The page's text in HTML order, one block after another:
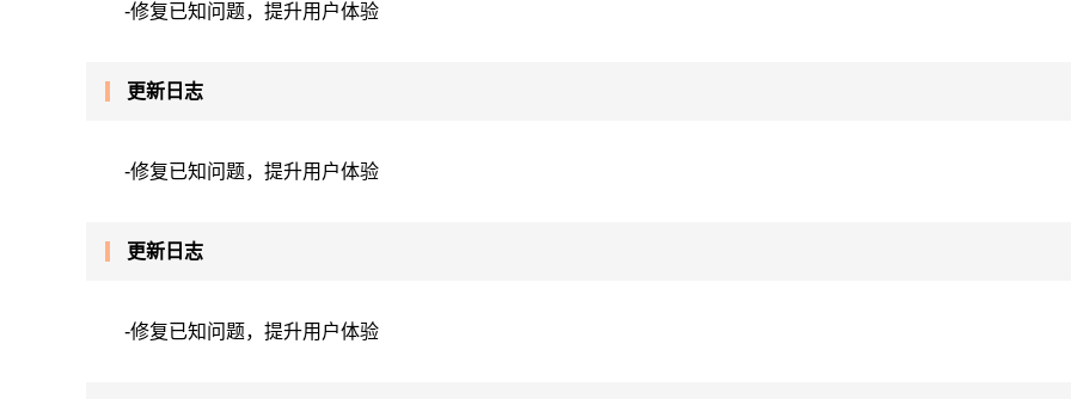
-修复已知问题，提升用户体验
更新日志
-修复已知问题，提升用户体验
更新日志
-修复已知问题，提升用户体验